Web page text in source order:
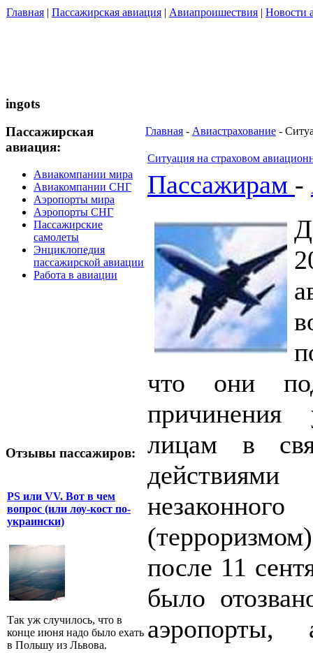
Главная | Пассажирская авиация | Авиапроишествия | Новости
ingots
Пассажирская
авиация:
Авиакомпании мира
Авиакомпании СНГ
Аэропорты мира
Аэропорты СНГ
Пассажирские
самолеты
Энциклопедия
пассажирской авиации
Работа в авиации
Отзывы пассажиров:
PS или VV. Вот в чем
вопрос (или лоу-кост по-
украински)
Так уж случилось, что в
конце июня надо было ехать
в Польшу из Львова.
Главная - Авиастрахование -
Ситуация на страховом
Пассажирам -
что они
причинения
лицам в
после 11
было
аэропорты,